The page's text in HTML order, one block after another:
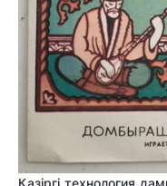
Қазіргі технология